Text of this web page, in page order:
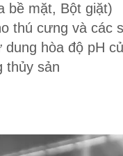
mặt, Bột giặt)
cưng và các
hòa độ pH
thủy sản